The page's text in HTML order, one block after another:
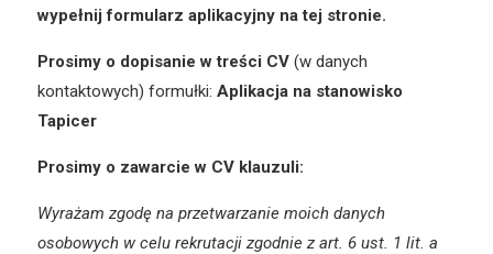
wypełnij formularz aplikacyjny na tej stronie.
Prosimy o dopisanie w treści CV (w danych
kontaktowych) formułki: Aplikacja na stanowisko
Tapicer
Prosimy o zawarcie w CV klauzuli:
Wyrażam zgodę na przetwarzanie moich danych
osobowych w celu rekrutacji zgodnie z art. 6 ust. 1 lit. a